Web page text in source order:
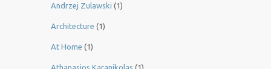
Andrzej Zulawski (1)
Architecture (1)
At Home (1)
Athanasios Karanikolas (1)